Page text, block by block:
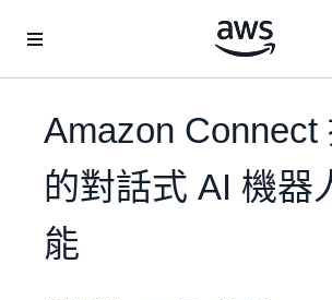
Amazon Connect
的對話式 AI 機器
能